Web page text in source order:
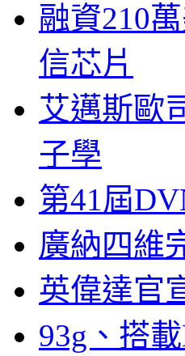
融資210
信芯片
艾邁斯歐
子學
第41屆
廣納四維
英偉達官
93g、搭